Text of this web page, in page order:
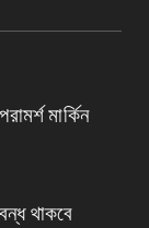
প্রধান
মার্কিন
থাকবে